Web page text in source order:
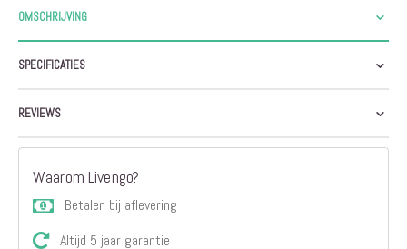
OMSCHRIJVING
SPECIFICATIES
REVIEWS
Waarom Livengo?
Betalen bij aflevering
Altijd 5 jaar garantie